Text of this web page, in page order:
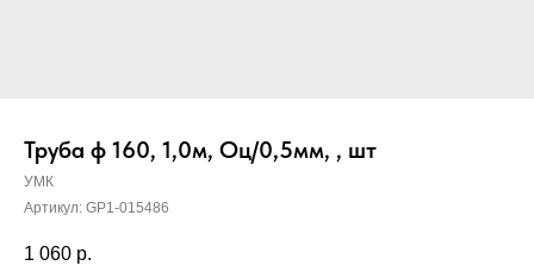
Труба ф 160, 1,0м, Оц/0,5мм, , шт
УМК
Артикул: GP1-015486
1 060 р.